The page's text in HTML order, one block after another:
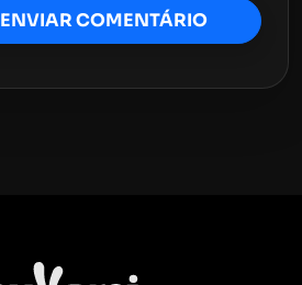
ENVIAR COMENTÁRIO